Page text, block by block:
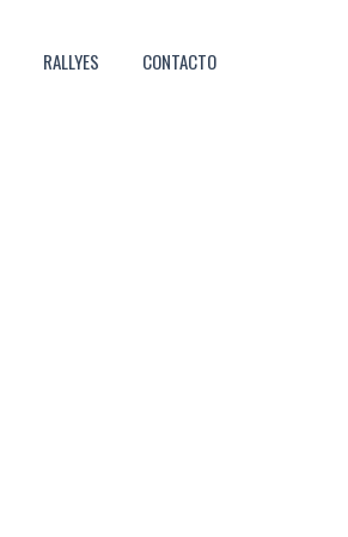
RALLYES CONTACTO